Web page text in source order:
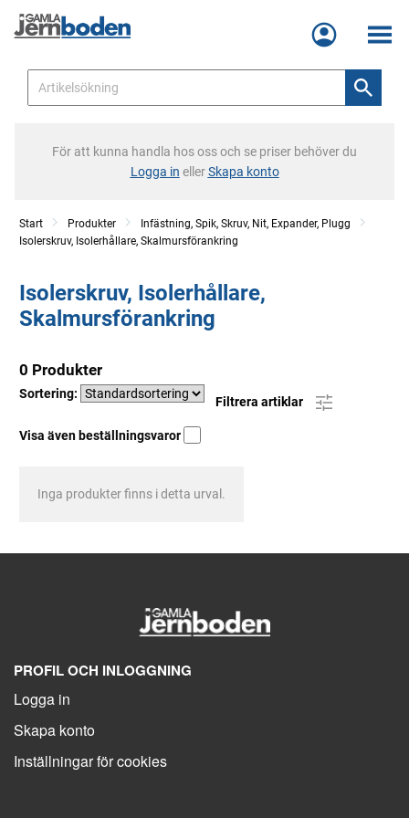
Meny
För att kunna handla hos oss och se priser behöver du
Logga in ellerSkapa konto
Start Produkter
Infästning, Spik, Skruv, Nit, Expander, Plugg
Isolerskruv, Isolerhållare, Skalmursförankring
Isolerskruv, Isolerhållare,
Skalmursförankring
0 Produkter
Sortering:
Filtrera artiklar
Visa även beställningsvaror
Inga produkter finns i detta urval.
PROFIL OCH INLOGGNING
Logga in
Skapa konto
Inställningar för cookies